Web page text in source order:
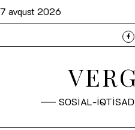
7 avqust 2026
SOSİAL-